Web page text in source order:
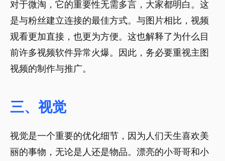
对于微淘，它的重要性无需多言，大家都明白。这
是与粉丝建立连接的最佳方式。与图片相比，视频
观看更加直接，也更为方便。这也解释了为什么目
前许多视频软件异常火爆。因此，务必要重视主图
视频的制作与推广。
三、视觉
视觉是一个重要的优化细节，因为人们天生喜欢美
丽的事物，无论是人还是物品。漂亮的小哥哥和小